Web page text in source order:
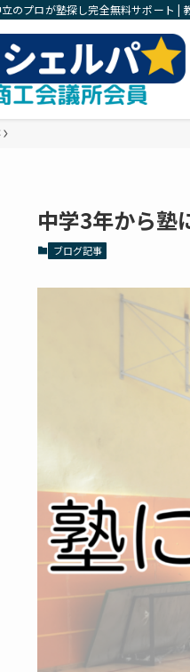
のプロが塾探し完全無料サポート |
中学3年から塾
ブログ記事